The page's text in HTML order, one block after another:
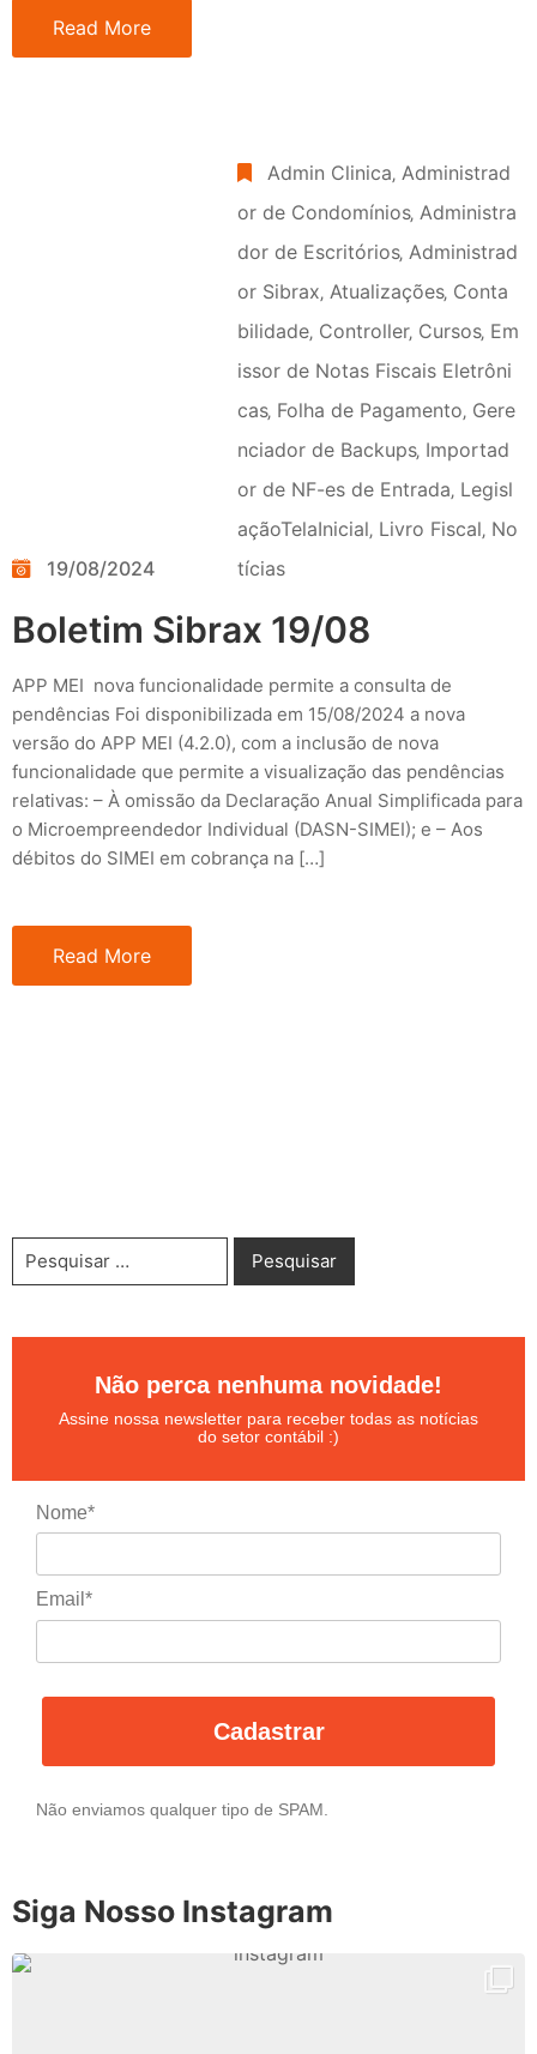
Read More
19/08/2024
Admin Clinica‚ Administrad
or de Condomínios‚ Administra
dor de Escritórios‚ Administrad
or Sibrax‚ Atualizações‚ Conta
bilidade‚ Controller‚ Cursos‚ Em
issor de Notas Fiscais Eletrôni
cas‚ Folha de Pagamento‚ Gere
nciador de Backups‚ Importad
or de NF-es de Entrada‚ Legisl
açãoTelaInicial‚ Livro Fiscal‚ No
tícias
Boletim Sibrax 19/08
APP MEI  nova funcionalidade permite a consulta de
pendências Foi disponibilizada em 15/08/2024 a nova
versão do APP MEI (4.2.0), com a inclusão de nova
funcionalidade que permite a visualização das pendências
relativas: – À omissão da Declaração Anual Simplificada para
o Microempreendedor Individual (DASN-SIMEI); e – Aos
débitos do SIMEI em cobrança na […]
Read More
Não perca nenhuma novidade!
Assine nossa newsletter para receber todas as notícias
do setor contábil :)
Nome*
Email*
Cadastrar
Não enviamos qualquer tipo de SPAM.
Siga Nosso Instagram